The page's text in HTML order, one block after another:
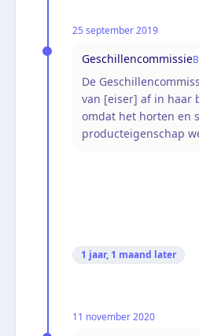
25 september 2019
Geschillencommissie
De
van [eiser] af in haar
omdat het horten en
producteigenschap
1 jaar, 1 maand later
11 november 2020